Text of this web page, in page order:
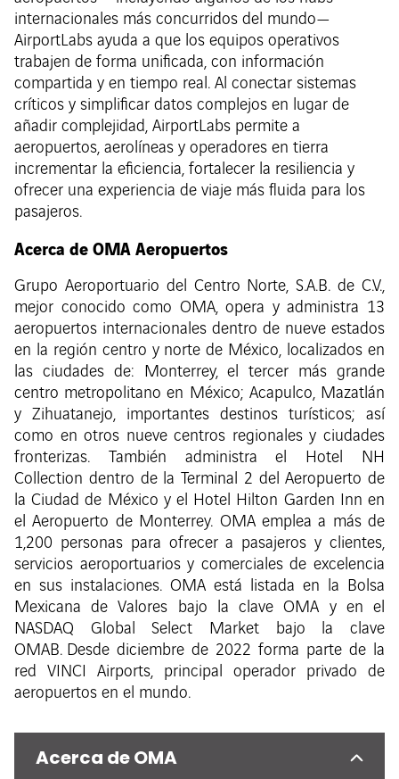
internacionales más concurridos del mundo—
AirportLabs ayuda a que los equipos operativos
trabajen de forma unificada, con información
compartida y en tiempo real. Al conectar sistemas
críticos y simplificar datos complejos en lugar de
añadir complejidad, AirportLabs permite a
aeropuertos, aerolíneas y operadores en tierra
incrementar la eficiencia, fortalecer la resiliencia y
ofrecer una experiencia de viaje más fluida para los
pasajeros.
Acerca de OMA Aeropuertos
Grupo Aeroportuario del Centro Norte, S.A.B. de C.V.,
mejor conocido como OMA, opera y administra 13
aeropuertos internacionales dentro de nueve estados
en la región centro y norte de México, localizados en
las ciudades de: Monterrey, el tercer más grande
centro metropolitano en México; Acapulco, Mazatlán
y Zihuatanejo, importantes destinos turísticos; así
como en otros nueve centros regionales y ciudades
fronterizas. También administra el Hotel NH
Collection dentro de la Terminal 2 del Aeropuerto de
la Ciudad de México y el Hotel Hilton Garden Inn en
el Aeropuerto de Monterrey. OMA emplea a más de
1,200 personas para ofrecer a pasajeros y clientes,
servicios aeroportuarios y comerciales de excelencia
en sus instalaciones. OMA está listada en la Bolsa
Mexicana de Valores bajo la clave OMA y en el
NASDAQ Global Select Market bajo la clave
OMAB. Desde diciembre de 2022 forma parte de la
red VINCI Airports, principal operador privado de
aeropuertos en el mundo.
Acerca de OMA